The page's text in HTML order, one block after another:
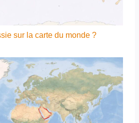
sur la carte du monde ?